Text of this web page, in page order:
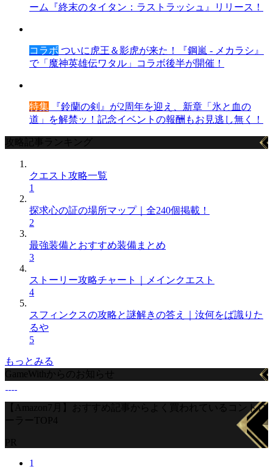
ーム『終末のタイタン：ラストラッシュ』リリース！
コラボ ついに虎王＆影虎が来た！『鋼嵐 - メカラシ』
で「魔神英雄伝ワタル」コラボ後半が開催！
特集 『鈴蘭の剣』が2周年を迎え、新章「氷と血の
道」を解禁ッ！記念イベントの報酬もお見逃し無く！
攻略記事ランキング
クエスト攻略一覧
1
探求心の証の場所マップ｜全240個掲載！
2
最強装備とおすすめ装備まとめ
3
ストーリー攻略チャート｜メインクエスト
4
スフィンクスの攻略と謎解きの答え｜汝何をば識りた
るや
5
もっとみる
GameWithからのお知らせ
【Amazon7月】おすすめ記事からよく買われているコントロ
ーラーTOP4
PR
1